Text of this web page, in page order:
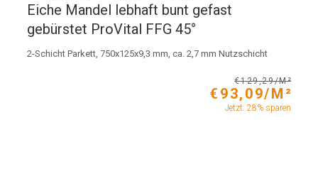
Eiche Mandel lebhaft bunt gefast
gebürstet ProVital FFG 45°
2-Schicht Parkett, 750x125x9,3 mm, ca. 2,7 mm Nutzschicht
€129,29/M²
€93,09/M²
Jetzt: 28% sparen